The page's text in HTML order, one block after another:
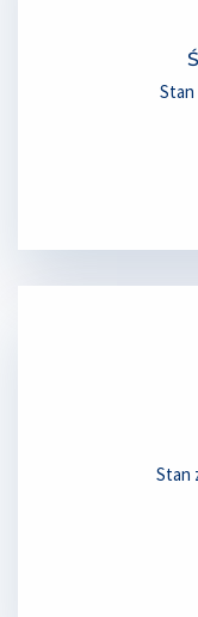
Stan
Stan